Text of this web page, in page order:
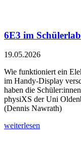
6E3 im
19.05.2026
Wie funktioniert ein
im Handy-Display
haben die
physiXS der Uni
(Dennis Nawrath)
weiterlesen